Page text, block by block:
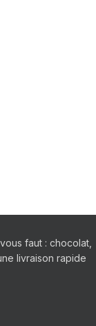
faut : chocolat,
livraison rapide